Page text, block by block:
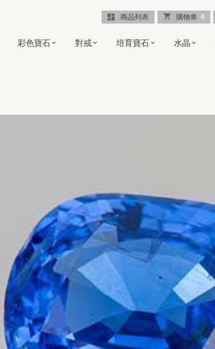
商品列表 購物車 0
彩色寶石 對戒 培育寶石 水晶